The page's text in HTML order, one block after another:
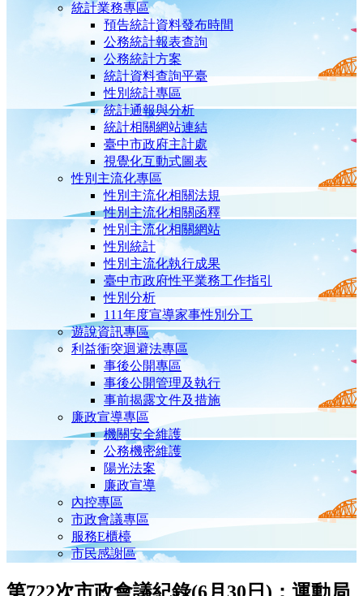
統計業務專區
預告統計資料發布時間
公務統計報表查詢
公務統計方案
統計資料查詢平臺
性別統計專區
統計通報與分析
統計相關網站連結
臺中市政府主計處
視覺化互動式圖表
性別主流化專區
性別主流化相關法規
性別主流化相關函釋
性別主流化相關網站
性別統計
性別主流化執行成果
臺中市政府性平業務工作指引
性別分析
111年度宣導家事性別分工
遊說資訊專區
利益衝突迴避法專區
事後公開專區
事後公開管理及執行
事前揭露文件及措施
廉政宣導專區
機關安全維護
公務機密維護
陽光法案
廉政宣導
內控專區
市政會議專區
服務E櫃檯
市民感謝區